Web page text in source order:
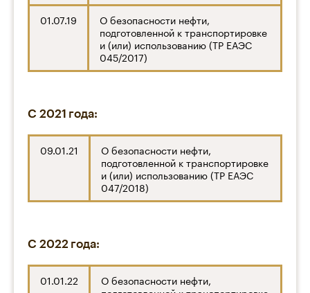
01.07.19
О безопасности нефти,
подготовленной к транспортировке
и (или) использованию (ТР ЕАЭС
045/2017)
С 2021 года:
09.01.21
О безопасности нефти,
подготовленной к транспортировке
и (или) использованию (ТР ЕАЭС
047/2018)
С 2022 года:
01.01.22
О безопасности нефти,